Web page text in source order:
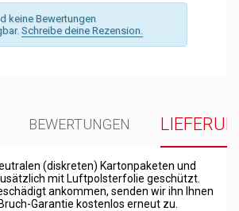
keine Bewertungen
Schreibe deine Rezension.
BEWERTUNGEN
(diskreten) Kartonpaketen und
mit Luftpolsterfolie geschützt.
ankommen, senden wir ihn Ihnen
Garantie kostenlos erneut zu.